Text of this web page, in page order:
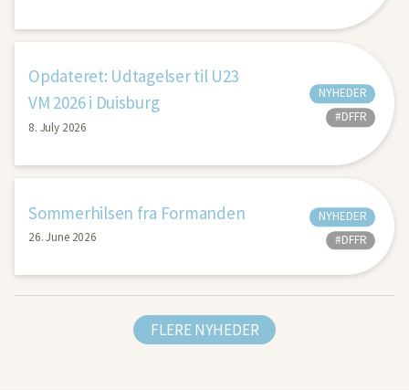
Opdateret: Udtagelser til U23
VM 2026 i Duisburg
8. July 2026
NYHEDER
#DFFR
Sommerhilsen fra Formanden
26. June 2026
NYHEDER
#DFFR
FLERE NYHEDER